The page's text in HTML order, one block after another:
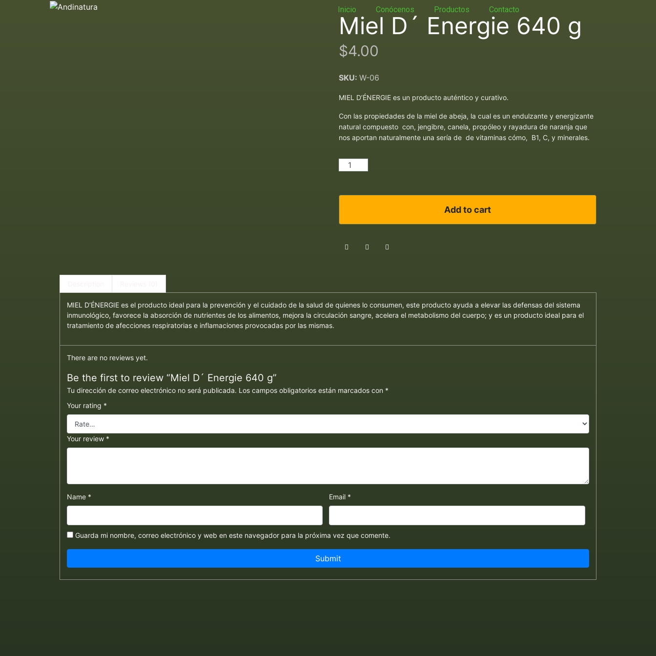
Inicio Conócenos Productos Contacto
Miel D´ Energie 640 g
$4.00
SKU: W-06
MIEL D’ÉNERGIE es un producto auténtico y curativo.
Con las propiedades de la miel de abeja, la cual es un endulzante y energizante
natural compuesto con, jengibre, canela, propóleo y rayadura de naranja que
nos aportan naturalmente una sería de de vitaminas cómo, B1, C, y minerales.
Add to cart
MIEL D’ÉNERGIE es el producto ideal para la prevención y el cuidado de la salud de quienes lo consumen, este producto ayuda a elevar las defensas del sistema
inmunológico, favorece la absorción de nutrientes de los alimentos, mejora la circulación sangre, acelera el metabolismo del cuerpo; y es un producto ideal para el
tratamiento de afecciones respiratorias e inflamaciones provocadas por las mismas.
There are no reviews yet.
Be the first to review “Miel D´ Energie 640 g”
Tu dirección de correo electrónico no será publicada. Los campos obligatorios están marcados con *
Your rating *
Your review *
Name * Email *
Guarda mi nombre, correo electrónico y web en este navegador para la próxima vez que comente.